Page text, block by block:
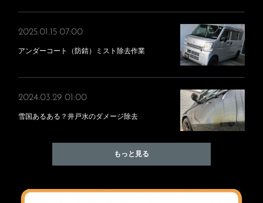
2025.01.15 07:00
アンダーコート（防錆）ミスト除去作業
2024.03.29 01:00
雪国あるある？井戸水のダメージ除去
もっと見る